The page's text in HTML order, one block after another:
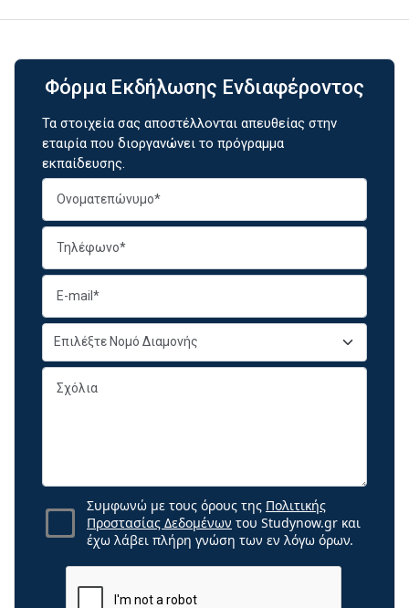
Φόρμα Εκδήλωσης Ενδιαφέροντος
Τα στοιχεία σας αποστέλλονται απευθείας στην
εταιρία που διοργανώνει το πρόγραμμα
εκπαίδευσης.
Συμφωνώ με τους όρους της Πολιτικής
Προστασίας Δεδομένων του Studynow.gr και
έχω λάβει πλήρη γνώση των εν λόγω όρων.